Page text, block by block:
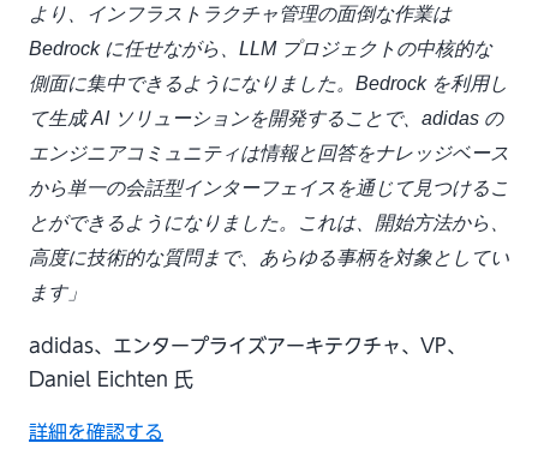
より、インフラストラクチャ管理の面倒な作業は
Bedrock に任せながら、LLM プロジェクトの中核的な
側面に集中できるようになりました。Bedrock を利用し
て生成 AI ソリューションを開発することで、adidas の
エンジニアコミュニティは情報と回答をナレッジベース
から単一の会話型インターフェイスを通じて見つけるこ
とができるようになりました。これは、開始方法から、
高度に技術的な質問まで、あらゆる事柄を対象としてい
ます」
adidas、エンタープライズアーキテクチャ、VP、
Daniel Eichten 氏
詳細を確認する